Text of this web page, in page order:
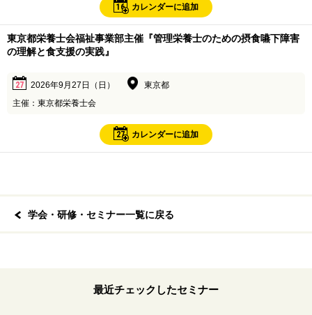
16 カレンダーに追加
東京都栄養士会福祉事業部主催『管理栄養士のための摂食嚥下障害
の理解と食支援の実践』
27 2026年9月27日（日）
東京都
主催：東京都栄養士会
27 カレンダーに追加
学会・研修・セミナー一覧に戻る
最近チェックしたセミナー